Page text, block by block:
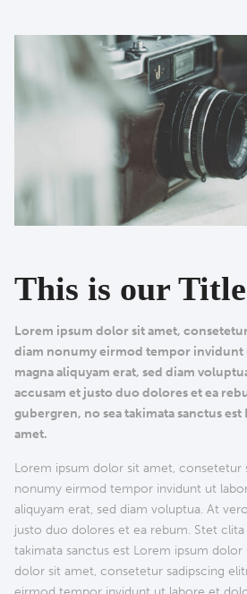
This is our
Lorem ipsum dolor sit amet,
diam nonumy eirmod tempor invidunt
magna aliquyam erat, sed diam
accusam et justo duo dolores et ea
gubergren, no sea takimata sanctus
amet.
Lorem ipsum dolor sit amet, consetetur
nonumy eirmod tempor invidunt ut
aliquyam erat, sed diam voluptua. At
justo duo dolores et ea rebum. Stet clita
takimata sanctus est Lorem ipsum
dolor sit amet, consetetur sadipscing